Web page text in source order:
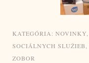
KATEGÓRIA: NOVINKY
SOCIÁLNYCH SLUŽIEB
ZOBOR